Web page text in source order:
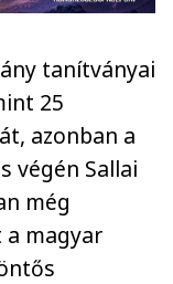
tanítványai
25
azonban a
végén Sallai
még
a magyar